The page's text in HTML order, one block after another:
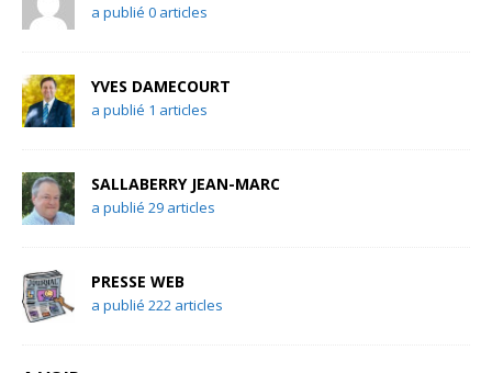
a publié 0 articles
YVES DAMECOURT
a publié 1 articles
SALLABERRY JEAN-MARC
a publié 29 articles
PRESSE WEB
a publié 222 articles